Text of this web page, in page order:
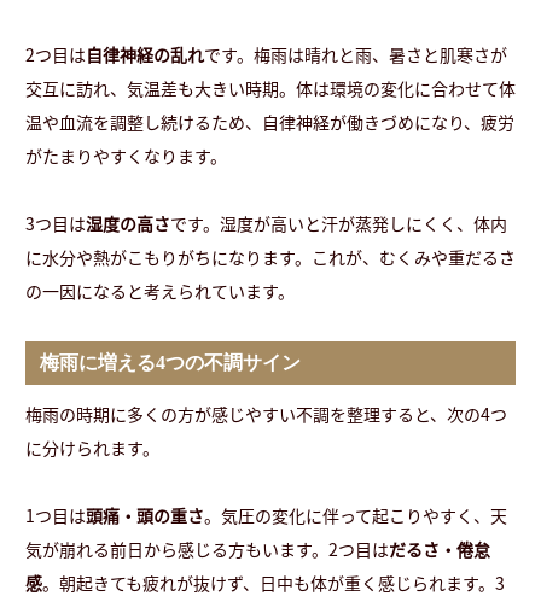
2つ目は自律神経の乱れです。梅雨は晴れと雨、暑さと肌寒さが
交互に訪れ、気温差も大きい時期。体は環境の変化に合わせて体
温や血流を調整し続けるため、自律神経が働きづめになり、疲労
がたまりやすくなります。
3つ目は湿度の高さです。湿度が高いと汗が蒸発しにくく、体内
に水分や熱がこもりがちになります。これが、むくみや重だるさ
の一因になると考えられています。
梅雨に増える4つの不調サイン
梅雨の時期に多くの方が感じやすい不調を整理すると、次の4つ
に分けられます。
1つ目は頭痛・頭の重さ。気圧の変化に伴って起こりやすく、天
気が崩れる前日から感じる方もいます。2つ目はだるさ・倦怠
感。朝起きても疲れが抜けず、日中も体が重く感じられます。3